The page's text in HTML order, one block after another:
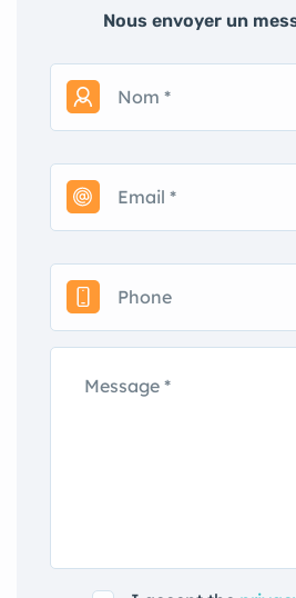
Nous envoyer un